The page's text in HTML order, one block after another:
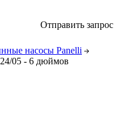
Отправить запрос
насосы Panelli
05 - 6 дюймов